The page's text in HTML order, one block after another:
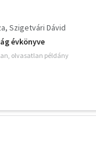
Szigetvári Dávid
évkönyve
olvasatlan példány